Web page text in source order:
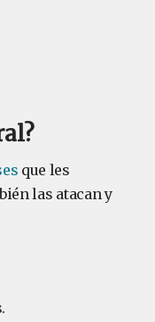
que les
las atacan y